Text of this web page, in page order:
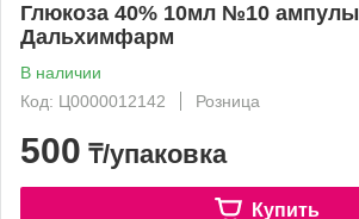
Глюкоза 40% 10мл №10 ампулы
Дальхимфарм
В наличии
Код: Ц0000012142
Розница
500 ₸/упаковка
Купить